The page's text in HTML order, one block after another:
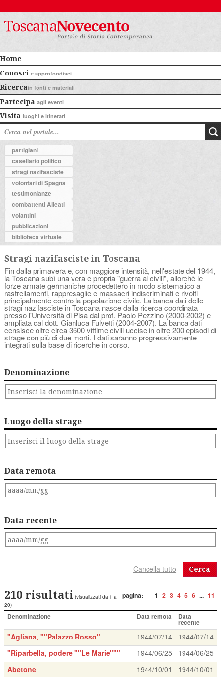
Home
Conosci e approfondisci
Ricercain fonti e materiali
Partecipa agli eventi
Visita luoghi e itinerari
partigiani
casellario politico
stragi nazifasciste
volontari di Spagna
testimonianze
combattenti Alleati
volantini
pubblicazioni
biblioteca virtuale
Stragi nazifasciste in Toscana
Fin dalla primavera e, con maggiore intensità, nell'estate del 1944,
la Toscana subì una vera e propria "guerra ai civili", allorchè le
forze armate germaniche procedettero in modo sistematico a
rastrellamenti, rappresaglie e massacri indiscriminati e rivolti
principalmente contro la popolazione civile. La banca dati delle
stragi nazifasciste in Toscana nasce dalla ricerca coordinata
presso l'Università di Pisa dal prof. Paolo Pezzino (2000-2002) e
ampliata dal dott. Gianluca Fulvetti (2004-2007). La banca dati
censisce oltre circa 3600 vittime civili uccise in oltre 200 episodi di
strage con più di due morti. I dati saranno progressivamente
integrati sulla base di ricerche in corso.
Denominazione
Luogo della strage
Data remota
Data recente
Cerca
pagina: 1 2 3 4 5 6 ... 11
210 risultati (visualizzati da 1 a
20)
Denominazione Data remota Data
recente
"Agliana, ""Palazzo Rosso" 1944/07/14
1944/07/14
"Riparbella, podere ""Le Marie"""
1944/06/25
1944/06/25
Abetone
1944/10/01
1944/10/01